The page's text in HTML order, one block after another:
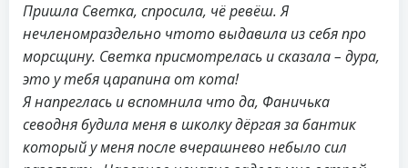
Пришла Светка, спросила, чё ревёш. Я
нечленомраздельно чтото выдавила из себя про
морсщину. Светка присмотрелась и сказала – дура,
это у тебя царапина от кота!
Я напреглась и вспомнила что да, Фаничька
севодня будила меня в школку дёргая за бантик
который у меня после вчерашнево небыло сил